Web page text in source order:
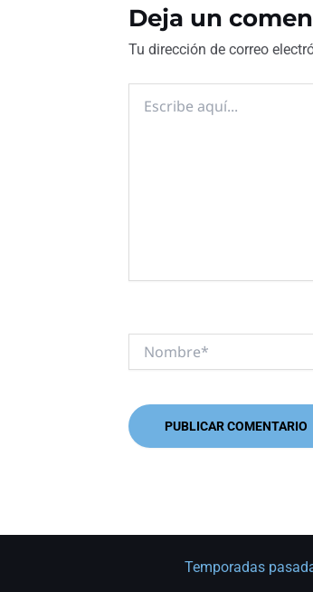
Deja un
Tu dirección de correo
aquí...
Temporadas